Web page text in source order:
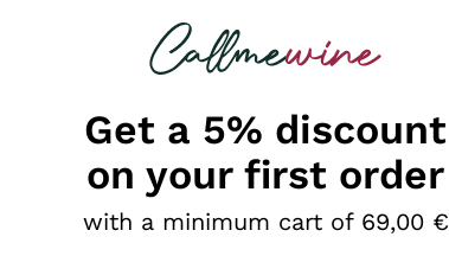
looking for
Get a 5% discount
on your first order
with a minimum cart of 69,00 €